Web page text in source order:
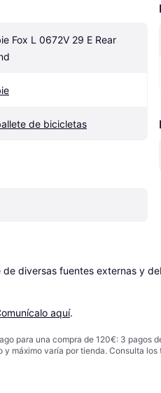
Fox L 0672V 29 E Rear
de bicicletas
diversas fuentes externas y
aquí.
para una compra de 120€: 3
máximo varía por tienda. Consulta